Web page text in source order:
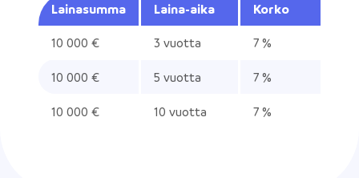
Lainasumma Laina-aika Korko
10 000 € 3 vuotta 7 %
10 000 € 5 vuotta 7 %
10 000 € 10 vuotta 7 %